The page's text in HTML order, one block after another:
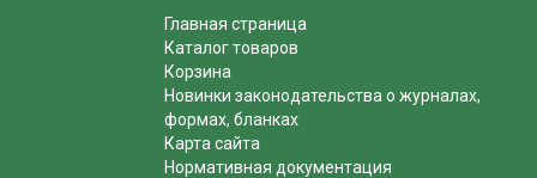
Главная страница
Каталог товаров
Корзина
Новинки законодательства о журналах,
формах, бланках
Карта сайта
Нормативная документация